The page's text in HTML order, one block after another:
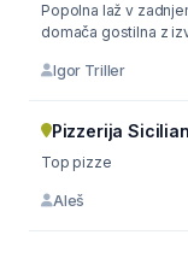
Popolna laž v
domača gostilna z
Igor Triller
Pizzerija
Top pizze
Aleš